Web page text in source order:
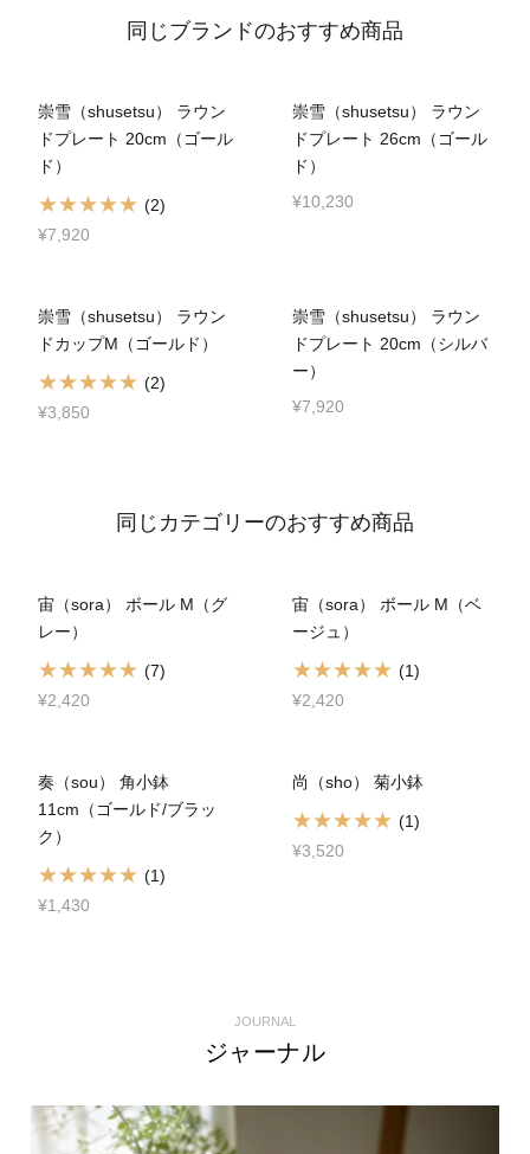
同じブランドのおすすめ商品
崇雪（shusetsu） ラウン
ドプレート 20cm（ゴール
ド）
(2)
¥7,920
崇雪（shusetsu） ラウン
ドプレート 26cm（ゴール
ド）
¥10,230
崇雪（shusetsu） ラウン
ドカップM（ゴールド）
(2)
¥3,850
崇雪（shusetsu） ラウン
ドプレート 20cm（シルバ
ー）
¥7,920
同じカテゴリーのおすすめ商品
宙（sora） ボール M（グ
レー）
(7)
¥2,420
宙（sora） ボール M（ベ
ージュ）
(1)
¥2,420
奏（sou） 角小鉢
11cm（ゴールド/ブラッ
ク）
(1)
¥1,430
尚（sho） 菊小鉢
(1)
¥3,520
JOURNAL
ジャーナル